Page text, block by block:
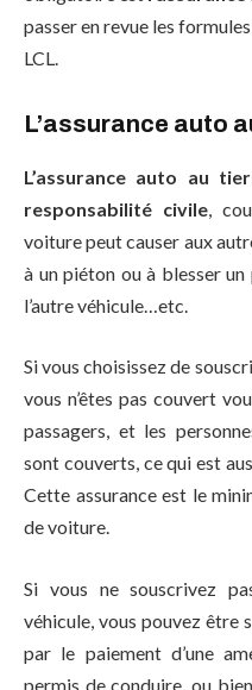
passer en revue les
LCL.
L’assurance auto
L’assurance auto au
responsabilité civile,
voiture peut causer aux
à un piéton ou à blesser
l’autre véhicule…etc.
Si vous choisissez de
vous n’êtes pas couvert
passagers, et les
sont couverts, ce qui est
Cette assurance est le
de voiture.
Si vous ne souscrivez
véhicule, vous pouvez être
par le paiement d’une
permis de conduire, ou